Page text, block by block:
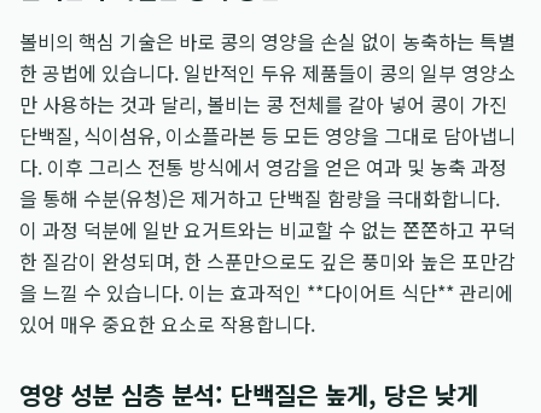
볼비의 핵심 기술은 바로 콩의 영양을 손실 없이 농축하는 특별
한 공법에 있습니다. 일반적인 두유 제품들이 콩의 일부 영양소
만 사용하는 것과 달리, 볼비는 콩 전체를 갈아 넣어 콩이 가진
단백질, 식이섬유, 이소플라본 등 모든 영양을 그대로 담아냅니
다. 이후 그리스 전통 방식에서 영감을 얻은 여과 및 농축 과정
을 통해 수분(유청)은 제거하고 단백질 함량을 극대화합니다.
이 과정 덕분에 일반 요거트와는 비교할 수 없는 쫀쫀하고 꾸덕
한 질감이 완성되며, 한 스푼만으로도 깊은 풍미와 높은 포만감
을 느낄 수 있습니다. 이는 효과적인 **다이어트 식단** 관리에
있어 매우 중요한 요소로 작용합니다.
영양 성분 심층 분석: 단백질은 높게, 당은 낮게